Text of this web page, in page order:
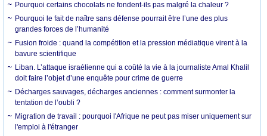
Pourquoi certains chocolats ne fondent-ils pas malgré la chaleur ?
Pourquoi le fait de naître sans défense pourrait être l’une des plus
grandes forces de l’humanité
Fusion froide : quand la compétition et la pression médiatique virent à la
bavure scientifique
Liban. L’attaque israélienne qui a coûté la vie à la journaliste Amal Khalil
doit faire l’objet d’une enquête pour crime de guerre
Décharges sauvages, décharges anciennes : comment surmonter la
tentation de l’oubli ?
Migration de travail : pourquoi l'Afrique ne peut pas miser uniquement sur
l'emploi à l'étranger